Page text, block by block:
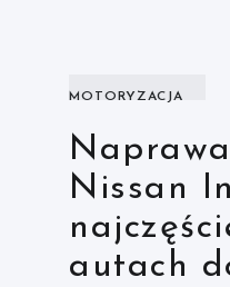
MOTORYZACJA
Sekrety
dobrać
do